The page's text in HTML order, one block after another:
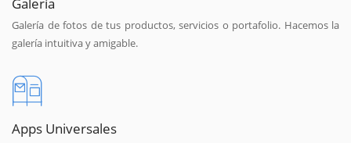
Galería de fotos de tus productos, servicios o portafolio. Hacemos la
galería intuitiva y amigable.
Apps Universales